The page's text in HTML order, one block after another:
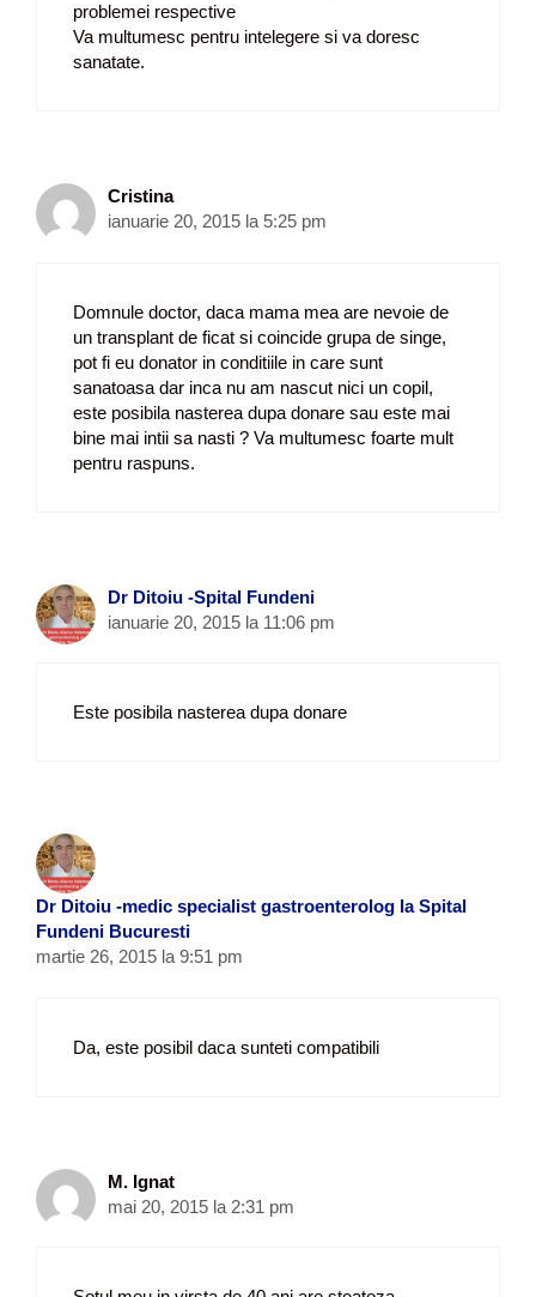
problemei respective
Va multumesc pentru intelegere si va doresc
sanatate.
Cristina
ianuarie 20, 2015 la 5:25 pm
Domnule doctor, daca mama mea are nevoie de
un transplant de ficat si coincide grupa de singe,
pot fi eu donator in conditiile in care sunt
sanatoasa dar inca nu am nascut nici un copil,
este posibila nasterea dupa donare sau este mai
bine mai intii sa nasti ? Va multumesc foarte mult
pentru raspuns.
Dr Ditoiu -Spital Fundeni
ianuarie 20, 2015 la 11:06 pm
Este posibila nasterea dupa donare
Dr Ditoiu -medic specialist gastroenterolog la Spital
Fundeni Bucuresti
martie 26, 2015 la 9:51 pm
Da, este posibil daca sunteti compatibili
M. Ignat
mai 20, 2015 la 2:31 pm